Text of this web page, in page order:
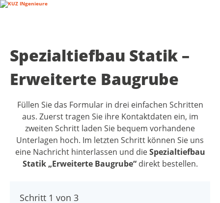
Spezialtiefbau Statik –
Erweiterte Baugrube
Füllen Sie das Formular in drei einfachen Schritten
aus. Zuerst tragen Sie ihre Kontaktdaten ein, im
zweiten Schritt laden Sie bequem vorhandene
Unterlagen hoch. Im letzten Schritt können Sie uns
eine Nachricht hinterlassen und dieSpezialtiefbau
Statik „Erweiterte Baugrube“direkt bestellen.
Schritt 1 von 3